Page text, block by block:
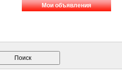
Мои объявления